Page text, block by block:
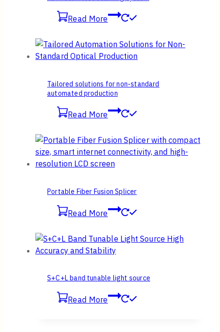
Read More
Tailored solutions for non-standard
automated production
Read More
Portable Fiber Fusion Splicer
Read More
S+C+L band tunable light source
Read More